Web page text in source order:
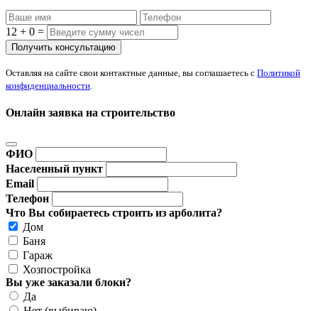
12 + 0 =
Оставляя на сайте свои контактные данные, вы соглашаетесь с Политикой
конфиденциальности
Онлайн заявка на строительство
ФИО
Населенный пункт
Email
Телефон
Что Вы собираетесь строить из арболита?
Дом
Баня
Гараж
Хозпостройка
Вы уже заказали блоки?
Да